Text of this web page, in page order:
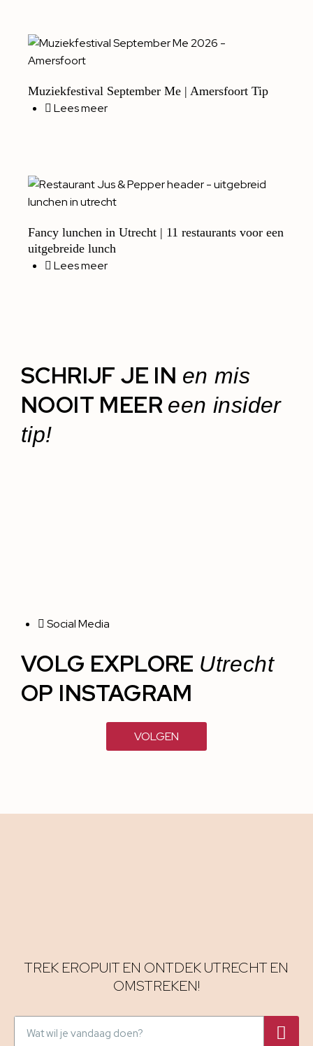
Muziekfestival September Me | Amersfoort Tip
Lees meer
Fancy lunchen in Utrecht | 11 restaurants voor een
uitgebreide lunch
Lees meer
SCHRIJF JE IN en mis
NOOIT MEER een insider
tip!
Social Media
VOLG EXPLORE Utrecht
OP INSTAGRAM
VOLGEN
TREK EROPUIT EN ONTDEK UTRECHT EN
OMSTREKEN!